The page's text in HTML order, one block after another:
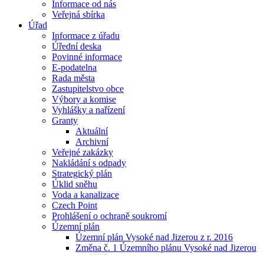
Informace od nás
Veřejná sbírka
Úřad
Informace z úřadu
Úřední deska
Povinné informace
E-podatelna
Rada města
Zastupitelstvo obce
Výbory a komise
Vyhlášky a nařízení
Granty
Aktuální
Archivní
Veřejné zakázky
Nakládání s odpady
Strategický plán
Úklid sněhu
Voda a kanalizace
Czech Point
Prohlášení o ochraně soukromí
Územní plán
Územní plán Vysoké nad Jizerou z r. 2016
Změna č. 1 Územního plánu Vysoké nad Jizerou